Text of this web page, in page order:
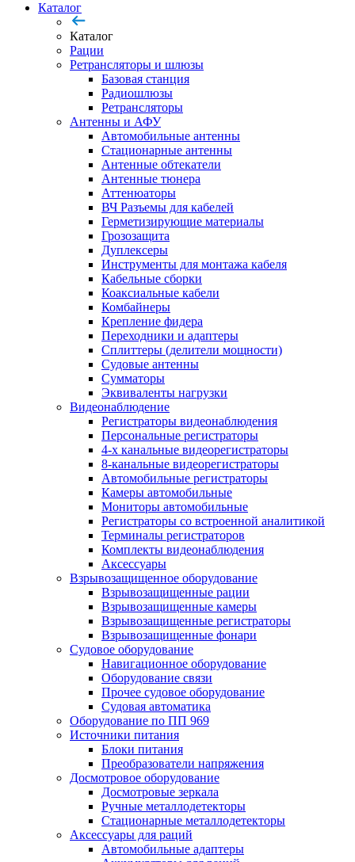
Каталог
Каталог
Рации
Ретрансляторы и шлюзы
Базовая станция
Радиошлюзы
Ретрансляторы
Антенны и АФУ
Автомобильные антенны
Стационарные антенны
Антенные обтекатели
Антенные тюнера
Аттенюаторы
ВЧ Разъемы для кабелей
Герметизирующие материалы
Грозозащита
Дуплексеры
Инструменты для монтажа кабеля
Кабельные сборки
Коаксиальные кабели
Комбайнеры
Крепление фидера
Переходники и адаптеры
Сплиттеры (делители мощности)
Судовые антенны
Сумматоры
Эквиваленты нагрузки
Видеонаблюдение
Регистраторы видеонаблюдения
Персональные регистраторы
4-х канальные видеорегистраторы
8-канальные видеорегистраторы
Автомобильные регистраторы
Камеры автомобильные
Мониторы автомобильные
Регистраторы со встроенной аналитикой
Терминалы регистраторов
Комплекты видеонаблюдения
Аксессуары
Взрывозащищенное оборудование
Взрывозащищенные рации
Взрывозащищенные камеры
Взрывозащищенные регистраторы
Взрывозащищенные фонари
Судовое оборудование
Навигационное оборудование
Оборудование связи
Прочее судовое оборудование
Судовая автоматика
Оборудование по ПП 969
Источники питания
Блоки питания
Преобразователи напряжения
Досмотровое оборудование
Досмотровые зеркала
Ручные металлодетекторы
Стационарные металлодетекторы
Аксессуары для раций
Автомобильные адаптеры